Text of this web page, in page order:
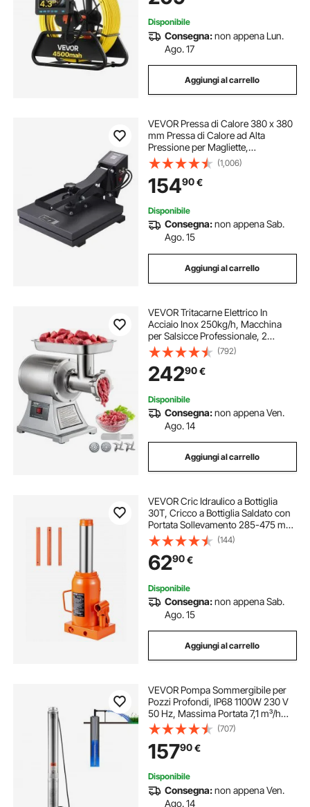
Disponibile
Consegna:non appena Lun.
Ago. 17
Aggiungi al carrello
VEVOR Pressa di Calore 380 x 380
mm Pressa di Calore ad Alta
Pressione per Magliette,
Riscaldamento Rapido, Stampante
Digitale a Sublimazione Industriale
per Vinile a Trasferimento di Calore,
Nero
(1,006)
15490€
Disponibile
Consegna:non appena Sab.
Ago. 15
Aggiungi al carrello
VEVOR Tritacarne Elettrico In
Acciaio Inox 250kg/h, Macchina
per Salsicce Professionale, 2
Piastre di Macinazione, Meat
Grinder 1100W per Casa o Uso
Industriale
(792)
24290€
Disponibile
Consegna:non appena Ven.
Ago. 14
Aggiungi al carrello
VEVOR Cric Idraulico a Bottiglia
30T, Cricco a Bottiglia Saldato con
Portata Sollevamento 285-475 mm
e Maniglia Lunga a 3 Sezioni, Cric
per Pick-Up, Camper, Riparazioni
Auto, Ingegneria Industriale
(144)
6290€
Disponibile
Consegna:non appena Sab.
Ago. 15
Aggiungi al carrello
VEVOR Pompa Sommergibile per
Pozzi Profondi, IP68 1100W 230 V
50 Hz, Massima Portata 7,1 m³/h
Prevalenza 105 m, Cavo Elettrico
19,4 m, Pompa Acciaio Inox per
Irrigazione Industriale Uso
Domestico
(707)
15790€
Disponibile
Consegna:non appena Ven.
Ago. 14